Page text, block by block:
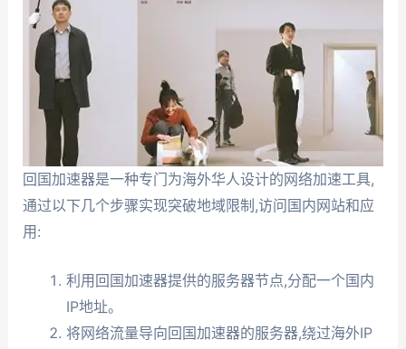
回国加速器是一种专门为海外华人设计的网络加速工具,
通过以下几个步骤实现突破地域限制,访问国内网站和应
用:
利用回国加速器提供的服务器节点,分配一个国内
IP地址。
将网络流量导向回国加速器的服务器,绕过海外IP